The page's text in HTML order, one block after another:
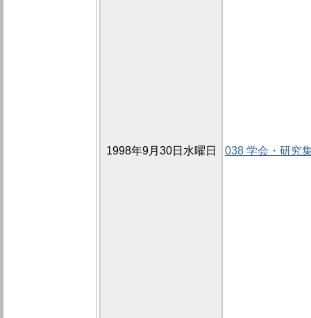
1998年9月30日水曜日 038 学会・研究